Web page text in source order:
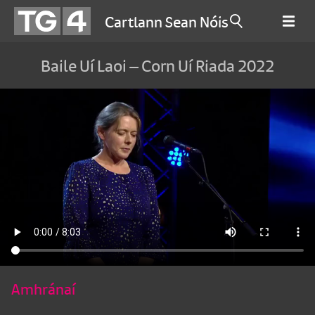
Cartlann Sean Nóis
Baile Uí Laoi – Corn Uí Riada 2022
Amhránaí